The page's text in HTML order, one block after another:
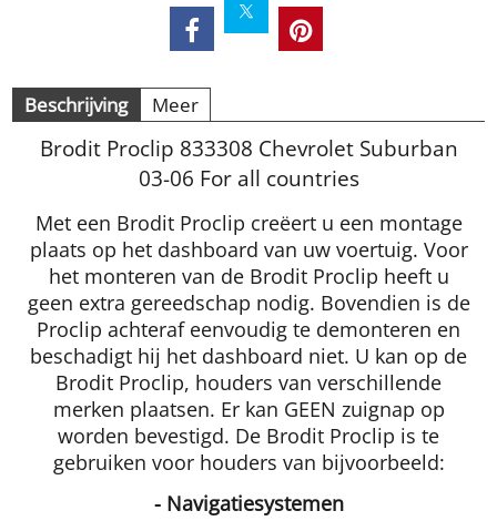
Beschrijving Meer
Brodit Proclip 833308 Chevrolet Suburban
03-06 For all countries
Met een Brodit Proclip creëert u een montage
plaats op het dashboard van uw voertuig. Voor
het monteren van de Brodit Proclip heeft u
geen extra gereedschap nodig. Bovendien is de
Proclip achteraf eenvoudig te demonteren en
beschadigt hij het dashboard niet. U kan op de
Brodit Proclip, houders van verschillende
merken plaatsen. Er kan GEEN zuignap op
worden bevestigd. De Brodit Proclip is te
gebruiken voor houders van bijvoorbeeld:
- Navigatiesystemen